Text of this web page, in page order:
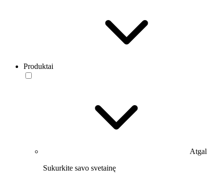
Produktai
Atgal
Sukurkite savo svetainę